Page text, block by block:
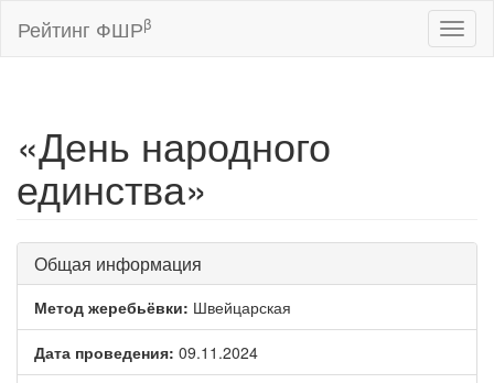
Рейтинг ФШРβ
«День народного
единства»
Общая информация
Метод жеребьёвки: Швейцарская
Дата проведения: 09.11.2024